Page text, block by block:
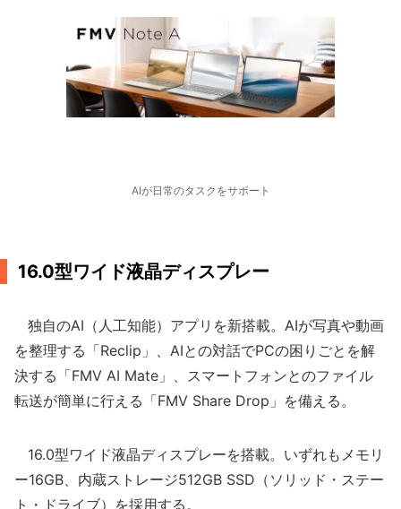
AIが日常のタスクをサポート
16.0型ワイド液晶ディスプレー
独自のAI（人工知能）アプリを新搭載。AIが写真や動画
を整理する「Reclip」、AIとの対話でPCの困りごとを解
決する「FMV AI Mate」、スマートフォンとのファイル
転送が簡単に行える「FMV Share Drop」を備える。
16.0型ワイド液晶ディスプレーを搭載。いずれもメモリ
ー16GB、内蔵ストレージ512GB SSD（ソリッド・ステー
ト・ドライブ）を採用する。